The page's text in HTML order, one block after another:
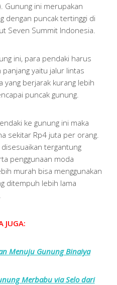
Gunung ini merupakan
dengan puncak tertinggi di
Seven Summit Indonesia.
ini, para pendaki harus
yaitu jalur lintas
yang berjarak kurang lebih
puncak gunung.
ke gunung ini maka
sekitar Rp4 juta per orang.
tergantung
penggunaan moda
murah bisa menggunakan
ditempuh lebih lama
JUGA:
Menuju Gunung Binaiya
Merbabu via Selo dari